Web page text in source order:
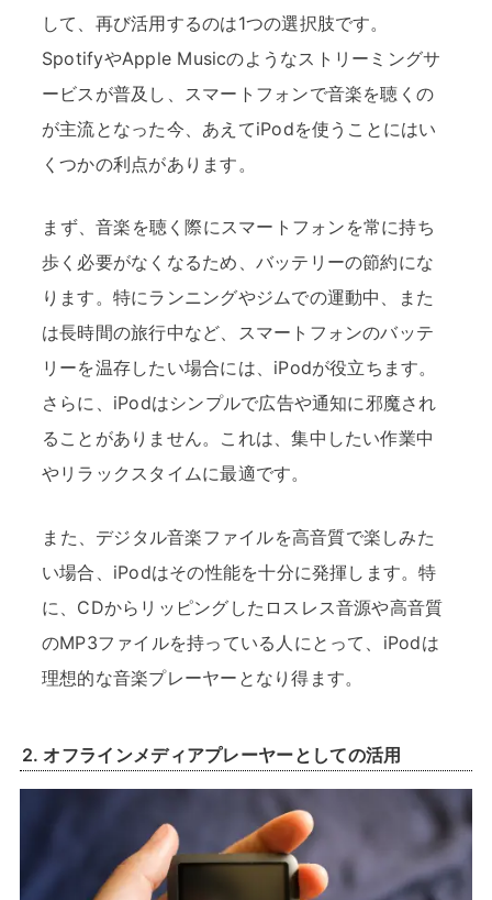
して、再び活用するのは1つの選択肢です。
SpotifyやApple Musicのようなストリーミングサ
ービスが普及し、スマートフォンで音楽を聴くの
が主流となった今、あえてiPodを使うことにはい
くつかの利点があります。
まず、音楽を聴く際にスマートフォンを常に持ち
歩く必要がなくなるため、バッテリーの節約にな
ります。特にランニングやジムでの運動中、また
は長時間の旅行中など、スマートフォンのバッテ
リーを温存したい場合には、iPodが役立ちます。
さらに、iPodはシンプルで広告や通知に邪魔され
ることがありません。これは、集中したい作業中
やリラックスタイムに最適です。
また、デジタル音楽ファイルを高音質で楽しみた
い場合、iPodはその性能を十分に発揮します。特
に、CDからリッピングしたロスレス音源や高音質
のMP3ファイルを持っている人にとって、iPodは
理想的な音楽プレーヤーとなり得ます。
2. オフラインメディアプレーヤーとしての活用